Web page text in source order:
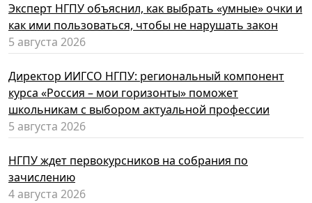
Эксперт НГПУ объяснил, как выбрать «умные» очки и
как ими пользоваться, чтобы не нарушать закон
5 августа 2026
Директор ИИГСО НГПУ: региональный компонент
курса «Россия – мои горизонты» поможет
школьникам с выбором актуальной профессии
5 августа 2026
НГПУ ждет первокурсников на собрания по
зачислению
4 августа 2026